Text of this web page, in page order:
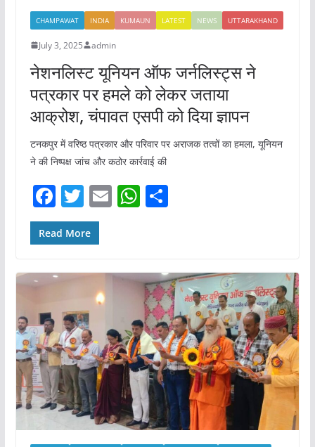
CHAMPAWAT INDIA KUMAUN LATEST NEWS UTTARAKHAND
July 3, 2025 admin
नेशनलिस्ट यूनियन ऑफ जर्नलिस्ट्स ने
पत्रकार पर हमले को लेकर जताया
आक्रोश, चंपावत एसपी को दिया ज्ञापन
टनकपुर में वरिष्ठ पत्रकार और परिवार पर अराजक तत्वों का हमला, यूनियन
ने की निष्पक्ष जांच और कठोर कार्रवाई की
F
a
c
b
o
o
k
T
w
itt
E W
A
p
p
S
Read More